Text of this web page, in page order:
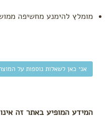
מומלץ להימנע מחשיפה
אני כאן לשאלות נוספות על
המידע המופיע באתר זה